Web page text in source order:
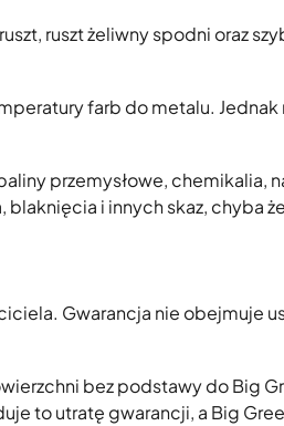
ruszt żeliwny spodni oraz
farb do metalu.
przemysłowe, chemikalia,
i innych skaz, chyba
Gwarancja nie obejmuje
bez podstawy do Big
to utratę gwarancji, a Big